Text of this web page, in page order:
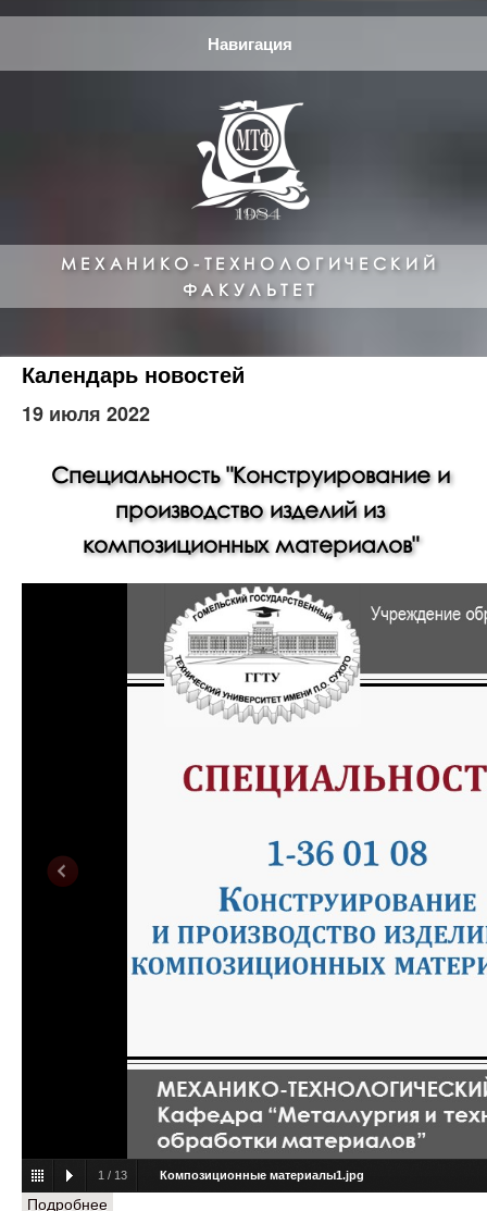
Навигация
МЕХАНИКО-ТЕХНОЛОГИЧЕСКИЙ
ФАКУЛЬТЕТ
Календарь новостей
19 июля 2022
Специальность "Конструирование и
производство изделий из
композиционных материалов"
1 / 13 Композиционные материалы1.jpg
Подробнее